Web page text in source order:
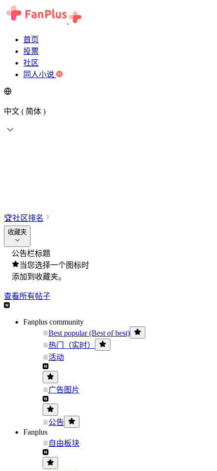
首页
投票
社区
同人小说
中文 ( 简体 )
🏆社区排名
收藏夹
公告栏标题
当您选择一个图标时
添加到收藏夹。
查看所有帖子
Fanplus community
Best popular (Best of best)
热门（实时）
活动
广告图片
公告
Fanplus
自由板块